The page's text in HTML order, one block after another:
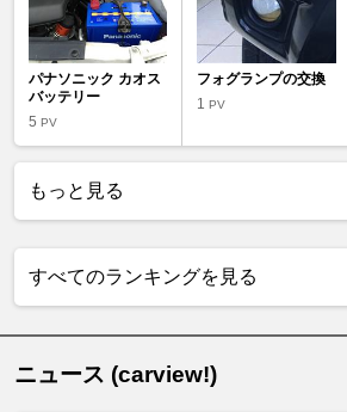
パナソニック カオス
バッテリー
5 PV
フォグランプの交換
1PV
もっと見る
すべてのランキングを見る
ニュース (carview!)